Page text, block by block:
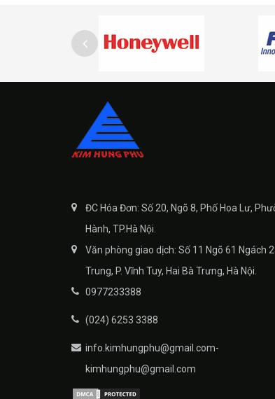
ĐC Hóa Đơn: Số 20, Ngõ 8, Phố Hoa Lư,
Hành, TP.Hà Nội.
Văn phòng giao dịch: Số 11 Ngõ 61 Ngách
Trung, P. Vĩnh Tuy, Hai Bà Trưng, Hà Nội.
0977233388
(024) 6253 3388
info.kimhungphu@gmail.com-
kimhungphu@gmail.com